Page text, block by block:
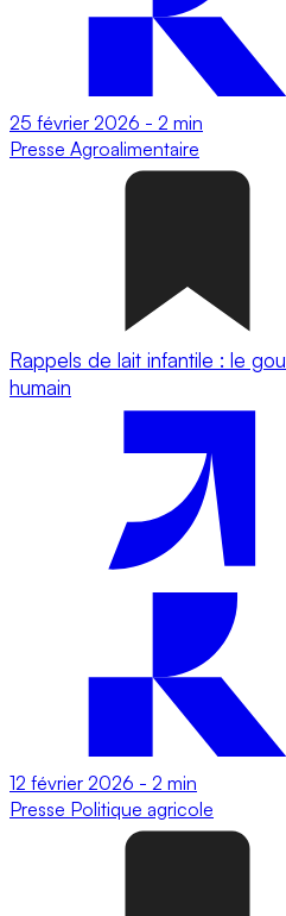
25 février 2026 - 2 min
Presse Agroalimentaire
Rappels de lait infantile : le
humain
12 février 2026 - 2 min
Presse Politique agricole